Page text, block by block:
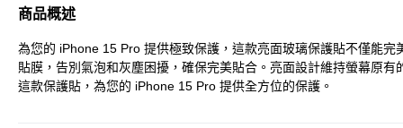
商品概述
為您的 iPhone 15 Pro 提供極致保護，這款亮面玻璃保護貼不僅能
貼膜，告別氣泡和灰塵困擾，確保完美貼合。亮面設計維持螢幕原
這款保護貼，為您的 iPhone 15 Pro 提供全方位的保護。